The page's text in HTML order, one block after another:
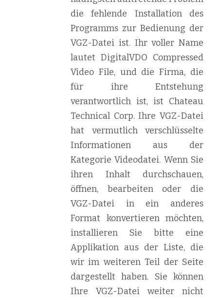
die fehlende Installation des
Programms zur Bedienung der
VGZ-Datei ist. Ihr voller Name
lautet DigitalVDO Compressed
Video File, und die Firma, die
für ihre Entstehung
verantwortlich ist, ist Chateau
Technical Corp. Ihre VGZ-Datei
hat vermutlich verschlüsselte
Informationen aus der
Kategorie Videodatei. Wenn Sie
ihren Inhalt durchschauen,
öffnen, bearbeiten oder die
VGZ-Datei in ein anderes
Format konvertieren möchten,
installieren Sie bitte eine
Applikation aus der Liste, die
wir im weiteren Teil der Seite
dargestellt haben. Sie können
Ihre VGZ-Datei weiter nicht